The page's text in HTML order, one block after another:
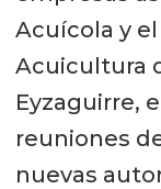
Acuícola y
Acuicultura
Eyzaguirre,
reuniones
nuevas